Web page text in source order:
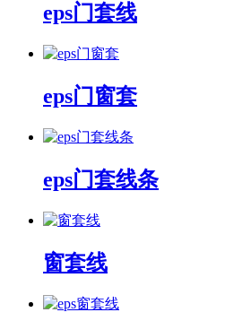
eps门套线
eps门窗套
eps门套线条
窗套线